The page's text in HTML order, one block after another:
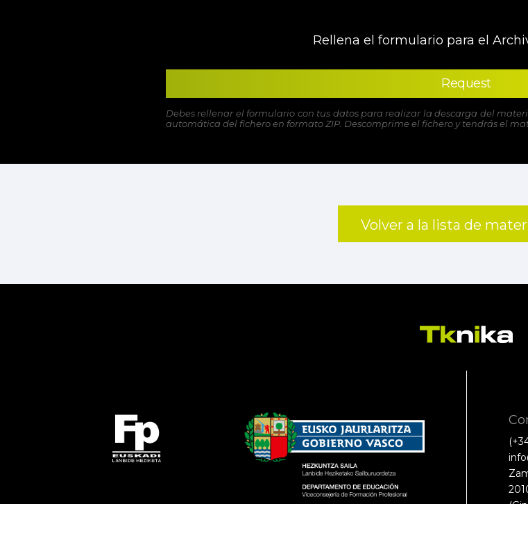
Rellena el formulario para el
Request
Debes rellenar el formulario con tus datos para realizar la descarga del
automática del fichero en formato ZIP. Descomprime el fichero y tendrás el
Volver a la lista de